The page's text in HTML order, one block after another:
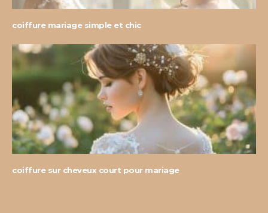
coiffure mariage simple et chic
coiffure sur cheveux court pour mariage